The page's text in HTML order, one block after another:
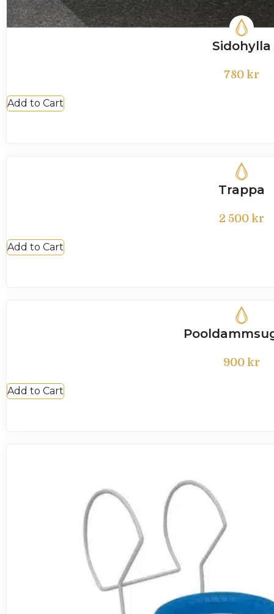
Sidohylla
780 kr
Add to Cart
Trappa
2 500 kr
Add to Cart
900 kr
Add to Cart